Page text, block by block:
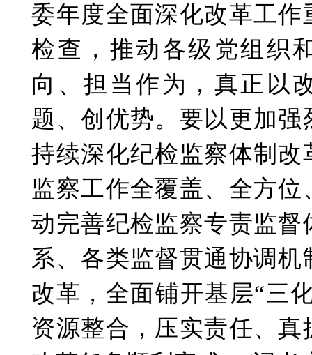
委年度全面深化改革工作
检查，推动各级党组织
向、担当作为，真正以
题、创优势。要以更加强
持续深化纪检监察体制改
监察工作全覆盖、全方
动完善纪检监察专责监督
系、各类监督贯通协调
改革，全面铺开基层“三
资源整合，压实责任、